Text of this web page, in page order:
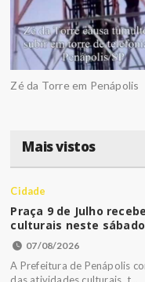
Zé da Torre em Penápolis
Mais vistos
Cidade
Praça 9 de Julho
culturais neste sábado
07/08/2026
A Prefeitura de Penápolis